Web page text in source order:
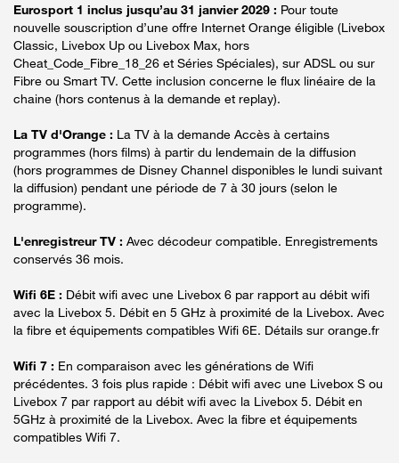
Eurosport 1 inclus jusqu’au 31 janvier 2029 : Pour toute
nouvelle souscription d’une offre Internet Orange éligible (Livebox
Classic, Livebox Up ou Livebox Max, hors
Cheat_Code_Fibre_18_26 et Séries Spéciales), sur ADSL ou sur
Fibre ou Smart TV. Cette inclusion concerne le flux linéaire de la
chaine (hors contenus à la demande et replay).
La TV d'Orange : La TV à la demande Accès à certains
programmes (hors films) à partir du lendemain de la diffusion
(hors programmes de Disney Channel disponibles le lundi suivant
la diffusion) pendant une période de 7 à 30 jours (selon le
programme).
L'enregistreur TV : Avec décodeur compatible. Enregistrements
conservés 36 mois.
Wifi 6E : Débit wifi avec une Livebox 6 par rapport au débit wifi
avec la Livebox 5. Débit en 5 GHz à proximité de la Livebox. Avec
la fibre et équipements compatibles Wifi 6E. Détails sur orange.fr
Wifi 7 : En comparaison avec les générations de Wifi
précédentes. 3 fois plus rapide : Débit wifi avec une Livebox S ou
Livebox 7 par rapport au débit wifi avec la Livebox 5. Débit en
5GHz à proximité de la Livebox. Avec la fibre et équipements
compatibles Wifi 7.